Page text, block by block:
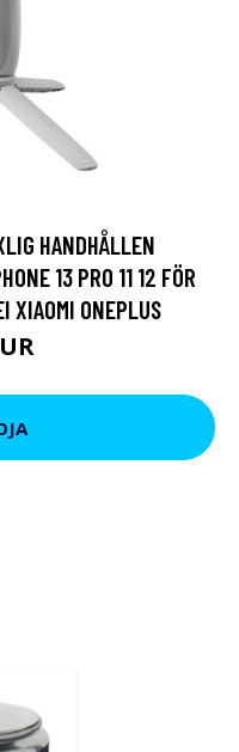
HANDHÅLLEN
13 PRO 11 12 FÖR
XIAOMI ONEPLUS